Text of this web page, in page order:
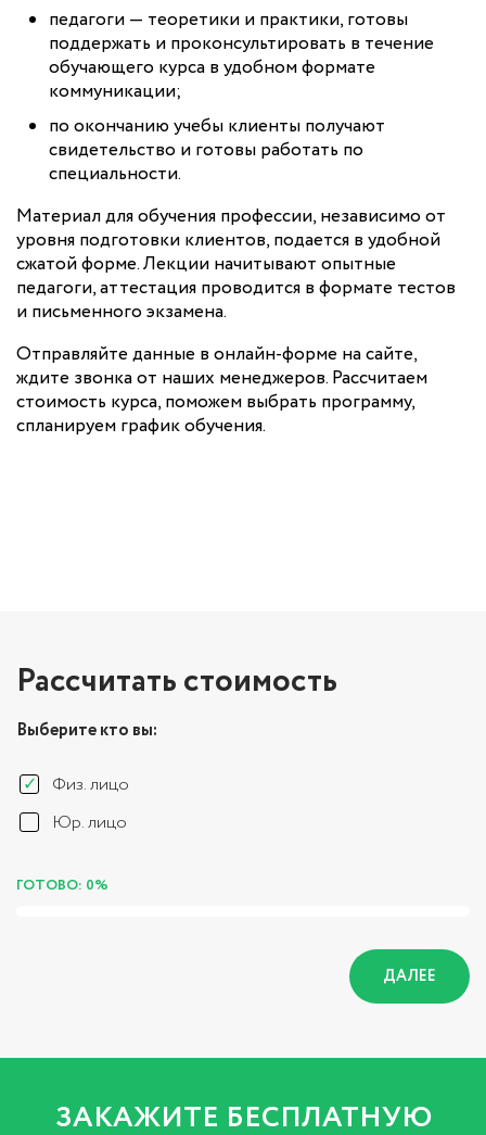
педагоги — теоретики и практики, готовы
поддержать и проконсультировать в течение
обучающего курса в удобном формате
коммуникации;
по окончанию учебы клиенты получают
свидетельство и готовы работать по
специальности.
Материал для обучения профессии, независимо от
уровня подготовки клиентов, подается в удобной
сжатой форме. Лекции начитывают опытные
педагоги, аттестация проводится в формате тестов
и письменного экзамена.
Отправляйте данные в онлайн-форме на сайте,
ждите звонка от наших менеджеров. Рассчитаем
стоимость курса, поможем выбрать программу,
спланируем график обучения.
Рассчитать стоимость
Выберите кто вы:
Физ. лицо
Юр. лицо
ГОТОВО: 0%
ДАЛЕЕ
ЗАКАЖИТЕ БЕСПЛАТНУЮ